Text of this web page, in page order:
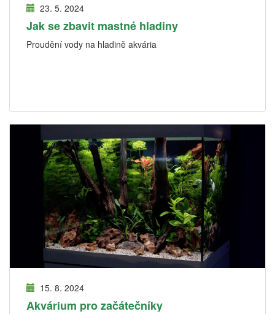
23. 5. 2024
Jak se zbavit mastné hladiny
Proudění vody na hladině akvária
15. 8. 2024
Akvárium pro začátečníky